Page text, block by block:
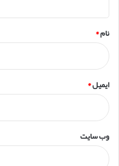
نام*
ایمیل*
وب‌ سایت